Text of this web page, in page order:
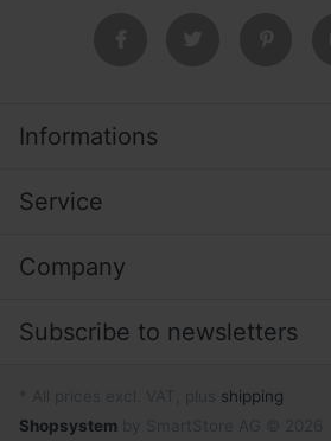
Informations
Service
Company
Subscribe to newsletters
shipping
Shopsystem